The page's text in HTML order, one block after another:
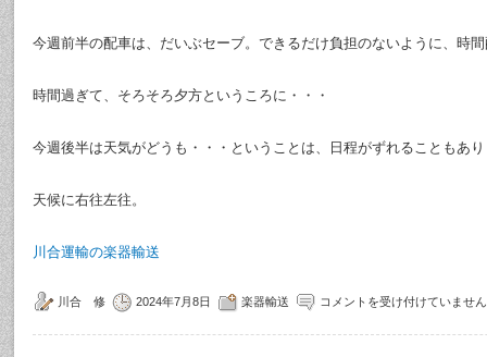
今週前半の配車は、だいぶセーブ。できるだけ負担のないように、時
時間過ぎて、そろそろ夕方というころに・・・
今週後半は天気がどうも・・・ということは、日程がずれることもあ
天候に右往左往。
川合運輸の楽器輸送
川合 修 2024年7月8日 楽器輸送 コメントを受け付けていませ